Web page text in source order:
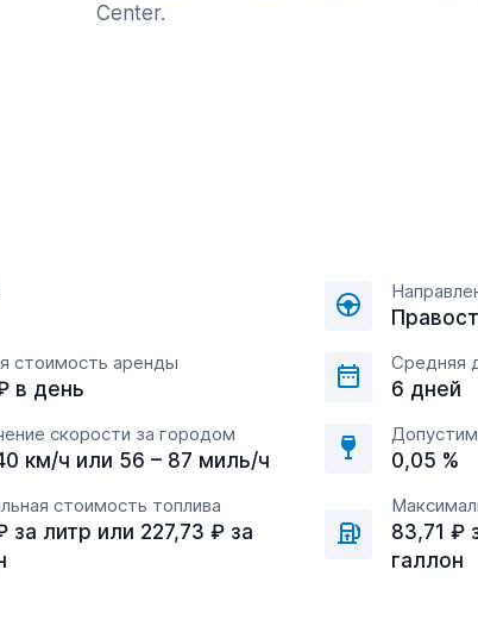
Center.
стоимость аренды
в день
Средняя
6 дней
скорости за городом
км/ч или 56 – 87 миль/ч 0,05 %
стоимость топлива
за литр или 227,73 ₽ за
83,71 ₽
галлон